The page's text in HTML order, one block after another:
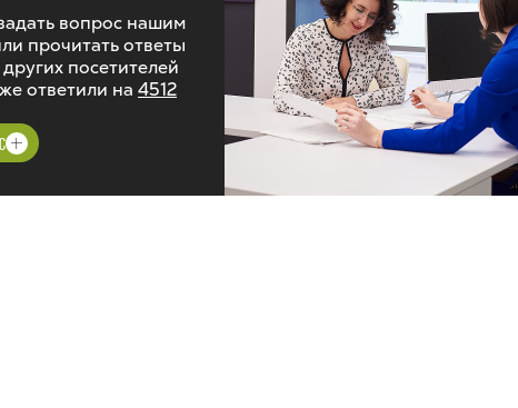
вопрос нашим
прочитать ответы
посетителей
ответили на 4512